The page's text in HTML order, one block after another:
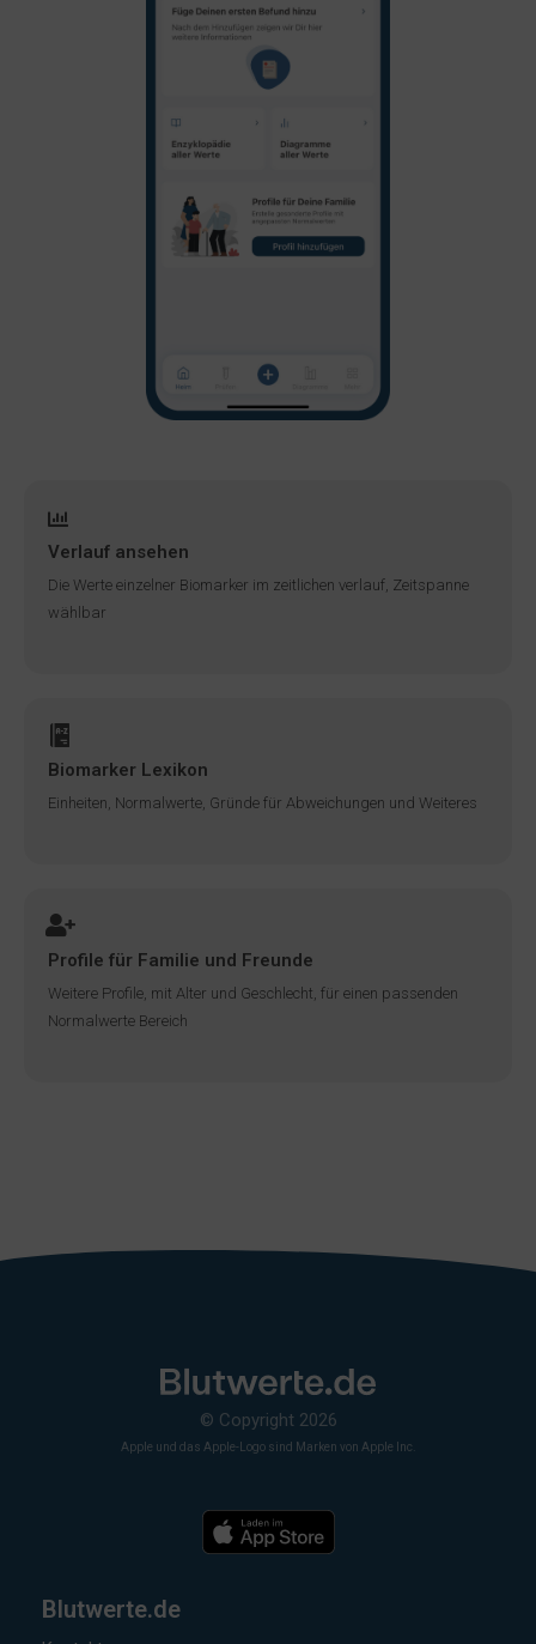
Verlauf ansehen
Die Werte einzelner Biomarker im zeitlichen verlauf, Zeitspanne
wählbar
Biomarker Lexikon
Einheiten, Normalwerte, Gründe für Abweichungen und Weiteres
Profile für Familie und Freunde
Weitere Profile, mit Alter und Geschlecht, für einen passenden
Normalwerte Bereich
© Copyright 2026
Apple und das Apple-Logo sind Marken von Apple Inc.
Blutwerte.de